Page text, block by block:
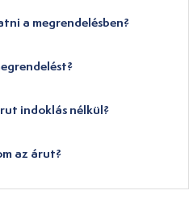
a megrendelésben?
indoklás nélkül?
az árut?